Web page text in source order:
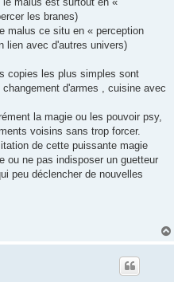
les branes)
malus ce situ en « perception
lien avec d'autres univers)
copies les plus simples sont
d'armes , cuisine avec
la magie ou les pouvoir psy,
voisins sans trop forcer.
de cette puissante magie
ou ne pas indisposer un guetteur
peu déclencher de nouvelles